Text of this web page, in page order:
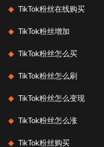
TikTok粉丝在线购买
TikTok粉丝增加
TikTok粉丝怎么买
TikTok粉丝怎么刷
TikTok粉丝怎么变现
TikTok粉丝怎么涨
TikTok粉丝购买